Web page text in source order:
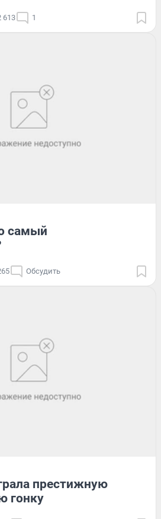
613 1
самый
Обсудить
престижную
гонку